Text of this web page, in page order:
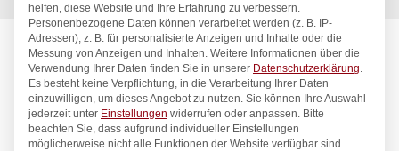
helfen, diese Website und Ihre Erfahrung zu verbessern.
Personenbezogene Daten können verarbeitet werden (z. B. IP-
Adressen), z. B. für personalisierte Anzeigen und Inhalte oder die
Messung von Anzeigen und Inhalten. Weitere Informationen über die
Verwendung Ihrer Daten finden Sie in unserer Datenschutzerklärung.
Es besteht keine Verpflichtung, in die Verarbeitung Ihrer Daten
einzuwilligen, um dieses Angebot zu nutzen. Sie können Ihre Auswahl
jederzeit unter Einstellungen widerrufen oder anpassen. Bitte
beachten Sie, dass aufgrund individueller Einstellungen
möglicherweise nicht alle Funktionen der Website verfügbar sind.